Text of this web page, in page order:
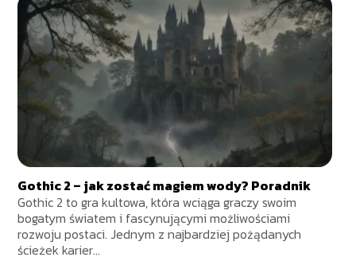
Gothic 2 – jak zostać magiem wody? Poradnik
Gothic 2 to gra kultowa, która wciąga graczy swoim
bogatym światem i fascynującymi możliwościami
rozwoju postaci. Jednym z najbardziej pożądanych
ścieżek karier...